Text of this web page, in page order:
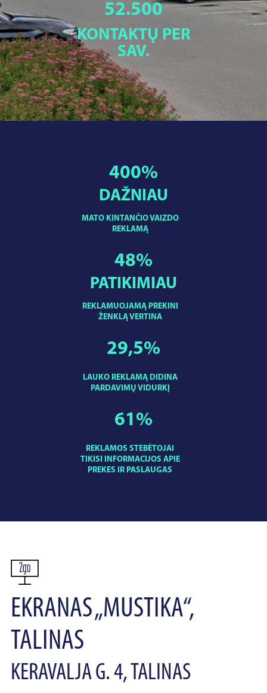
52.500
KONTAKTŲ PER
SAV.
MATO KINTANČIO VAIZDO
REKLAMĄ
400%
DAŽNIAU
REKLAMUOJAMĄ PREKINI
ŽENKLĄ VERTINA
48%
PATIKIMIAU
LAUKO REKLAMĄ DIDINA
PARDAVIMŲ VIDURKĮ
29,5%
REKLAMOS STEBĖTOJAI
TIKISI INFORMACIJOS APIE
PREKES IR PASLAUGAS
61%
EKRANAS „MUSTIKA“,
TALINAS
KERAVALJA G. 4, TALINAS